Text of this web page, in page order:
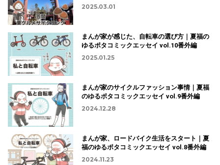
2025.03.01
まんが家が感じた、自転車の選び方｜夏福の
ゆるポタコミックエッセイ vol.10番外編
2025.01.25
まんが家のサイクルファッション事情｜夏福
のゆるポタコミックエッセイ vol.9番外編
2024.12.28
まんが家、ロードバイク生活をスタート｜夏
福のゆるポタコミックエッセイ vol.8番外編
2024.11.23